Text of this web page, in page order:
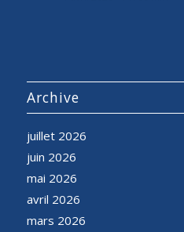
Archive
juillet 2026
juin 2026
mai 2026
avril 2026
mars 2026